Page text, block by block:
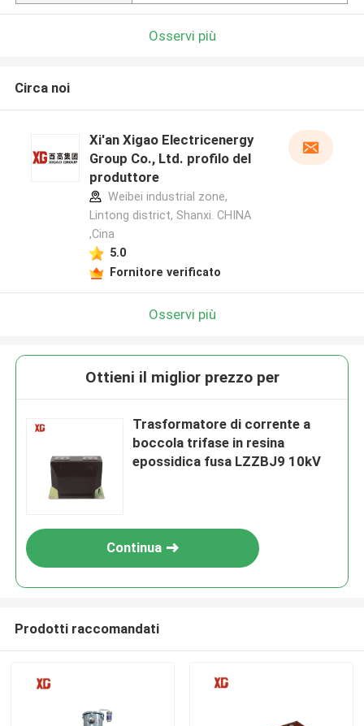
Osservi più
Circa noi
Xi'an Xigao Electricenergy
Group Co., Ltd. profilo del
produttore
Weibei industrial zone,
Lintong district, Shanxi. CHINA
,Cina
5.0
Fornitore verificato
Osservi più
Ottieni il miglior prezzo per
Trasformatore di corrente a
boccola trifase in resina
epossidica fusa LZZBJ9 10kV
Continua
Prodotti raccomandati